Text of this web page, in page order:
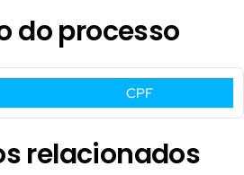
do processo
CPF
relacionados